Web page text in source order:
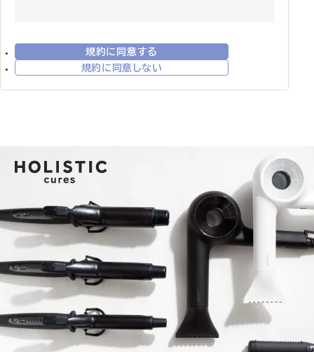
社が相応しくないと判断した方からの会員申込はお断
りする場合があります。
2. 会員情報の入力 会員登録手続の際には、入力上の注
意をよく読み、所定の入力フォームに必要事項を正確に
入力してください。会員情報の登録において、特殊記
号・旧漢字・ローマ数字などはご使用になれません。こ
れらの文字が登録された場合は当社にて変更致しま
す。
3. パスワードの管理
(1)パスワードは会員本人のみが利用できるものとし、
第三者に譲渡・貸与できないものとします。
(2)パスワードは、他人に知られることがないよう定期的
に変更する等、会員本人が責任をもって管理してくださ
規約に同意しない
規約に同意する